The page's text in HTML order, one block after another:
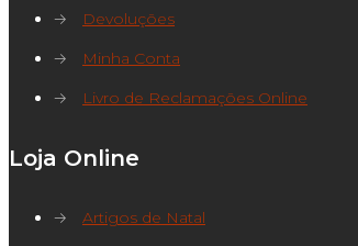
→
Devoluções
→
Minha Conta
→
Livro de Reclamações Online
Loja Online
→
Artigos de Natal